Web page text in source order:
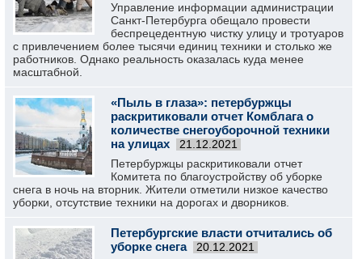
Управление информации администрации
Санкт-Петербурга обещало провести
беспрецедентную чистку улицу и тротуаров
с привлечением более тысячи единиц техники и столько же
работников. Однако реальность оказалась куда менее
масштабной.
«Пыль в глаза»: петербуржцы
раскритиковали отчет Комблага о
количестве снегоуборочной техники
на улицах
21.12.2021
Петербуржцы раскритиковали отчет
Комитета по благоустройству об уборке
снега в ночь на вторник. Жители отметили низкое качество
уборки, отсутствие техники на дорогах и дворников.
Петербургские власти отчитались об
уборке снега
20.12.2021